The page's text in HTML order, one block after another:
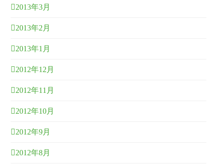
2013年3月
2013年2月
2013年1月
2012年12月
2012年11月
2012年10月
2012年9月
2012年8月